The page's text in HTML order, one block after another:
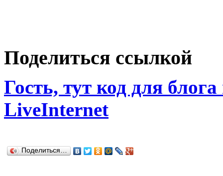
Поделиться ссылкой
Гость, тут код для
LiveInternet
Поделиться…